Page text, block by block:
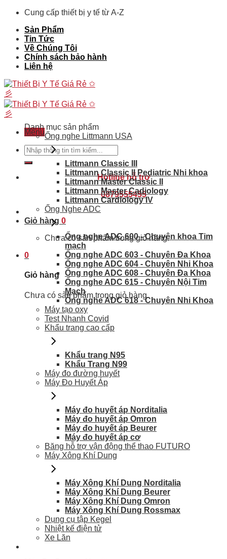
Skip
content
Cung cấp thiết bị y tế từ A-Z
Sản Phẩm
Tin Tức
Về Chúng Tôi
Chính sách bảo hành
Liên hệ
Menu
Tìm
kiếm:
Hotline hỗ trợ
0879555455
Giỏ hàng 0
Chưa có sản phẩm trong giỏ hàng.
0
Giỏ hàng
Chưa có sản phẩm trong giỏ hàng.
Danh mục sản phẩm
Ống nghe Littmann USA
Littmann Classic III
Littmann Classic II Pediatric Nhi khoa
Littmann Master Classic II
Littmann Master Cadiology
Littmann Cardiology IV
Ống Nghe ADC
Ống nghe ADC 600 - Chuyên khoa Tim
mạch
Ống nghe ADC 603 - Chuyên Đa Khoa
Ống nghe ADC 604 - Chuyên Nhi Khoa
Ống nghe ADC 608 - Chuyên Đa Khoa
Ống nghe ADC 615 - Chuyên Nội Tim
Mạch
Ống nghe ADC 618 - Chuyên Nhi Khoa
Máy tạo oxy
Test Nhanh Covid
Khẩu trang cao cấp
Khẩu trang N95
Khẩu Trang N99
Máy đo đường huyết
Máy Đo Huyết Áp
Máy đo huyết áp Norditalia
Máy đo huyết áp Omron
Máy đo huyết áp Beurer
Máy đo huyết áp cơ
Băng hỗ trợ vận động thể thao FUTURO
Máy Xông Khí Dung
Máy Xông Khí Dung Norditalia
Máy Xông Khí Dung Beurer
Máy Xông Khí Dung Omron
Máy Xông Khí Dung Rossmax
Dụng cụ tập Kegel
Nhiệt kế điện tử
Xe Lăn